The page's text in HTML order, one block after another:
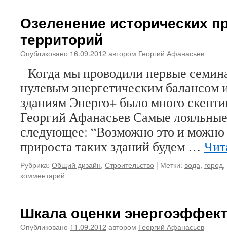
Озеленение исторических
территорий
Опубликовано 16.09.2012автором Георгий Афанасьев
Когда мы проводили первые
нулевым энергетическим балансом
зданиям Энерго+ было много
Георгий Афанасьев Самые
следующее: “Возможно это и можно
прироста таких зданий будем …
Рубрика: Общий дизайн, Строительство | Метки: вода, город,
комментарий
Шкала оценки
Опубликовано 11.09.2012автором Георгий Афанасьев